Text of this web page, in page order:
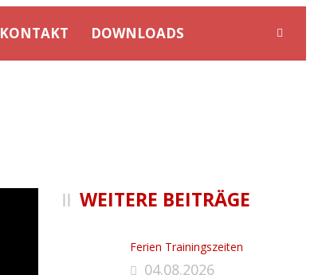
KONTAKT DOWNLOADS
WEITERE BEITRÄGE
Ferien Trainingszeiten
04.08.2026